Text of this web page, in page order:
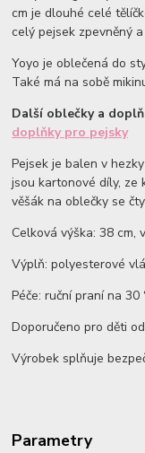
cm je dlouhé celé
celý pejsek zpevněný
Yoyo je oblečená do
Také má na sobě
Další oblečky a
doplňky pro pejsky
Pejsek je balen v
jsou kartonové díly,
věšák na oblečky se
Celková výška: 38 cm,
Výplň: polyesterové
Péče: ruční praní na
Doporučeno pro děti
Výrobek splňuje
Parametry